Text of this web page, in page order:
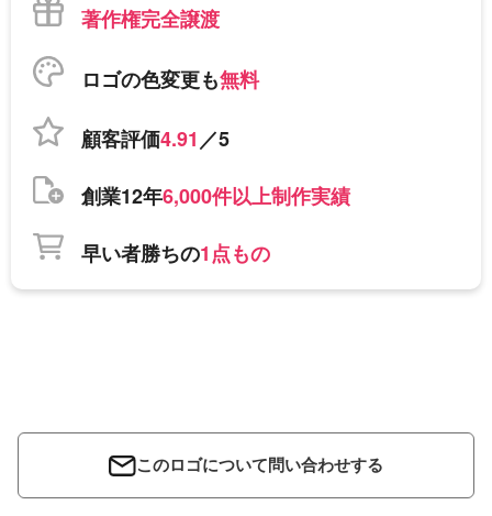
著作権完全譲渡
ロゴの色変更も無料
顧客評価4.91／5
創業12年6,000件以上制作実績
早い者勝ちの1点もの
このロゴについて問い合わせする